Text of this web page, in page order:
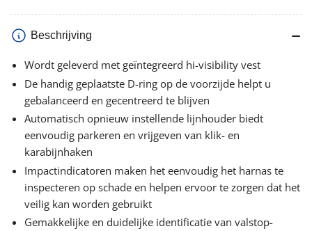
Beschrijving
Wordt geleverd met geïntegreerd hi-visibility vest
De handig geplaatste D-ring op de voorzijde helpt u
gebalanceerd en gecentreerd te blijven
Automatisch opnieuw instellende lijnhouder biedt
eenvoudig parkeren en vrijgeven van klik- en
karabijnhaken
Impactindicatoren maken het eenvoudig het harnas te
inspecteren op schade en helpen ervoor te zorgen dat het
veilig kan worden gebruikt
Gemakkelijke en duidelijke identificatie van valstop-